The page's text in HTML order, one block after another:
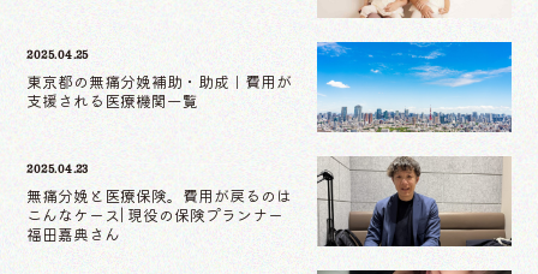
2025.04.25
東京都の無痛分娩補助・助成｜費用が
支援される医療機関一覧
2025.04.23
無痛分娩と医療保険。費用が戻るのは
こんなケース| 現役の保険プランナー
福田嘉典さん